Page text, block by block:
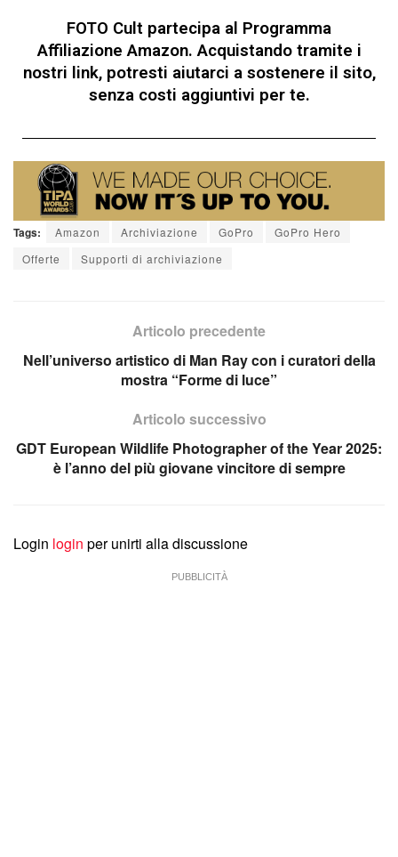
FOTO Cult partecipa al Programma
Affiliazione Amazon. Acquistando tramite i
nostri link, potresti aiutarci a sostenere il sito,
senza costi aggiuntivi per te.
Tags: Amazon Archiviazione GoPro
GoPro Hero
Offerte
Supporti di archiviazione
Articolo precedente
Nell’universo artistico di Man Ray con i curatori della
mostra “Forme di luce”
Articolo successivo
GDT European Wildlife Photographer of the Year 2025:
è l’anno del più giovane vincitore di sempre
Login login per unirti alla discussione
PUBBLICITÀ